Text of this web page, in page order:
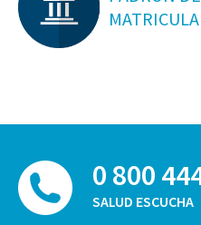
0 800
SALUD ESCUCHA